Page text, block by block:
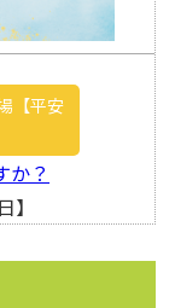
【平安
か？
】